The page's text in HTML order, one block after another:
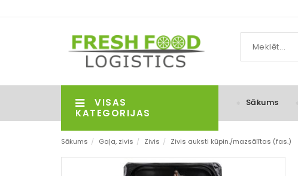
VISAS
KATEGORIJAS
Sākums
Sākums / Gaļa, zivis / Zivis / Zivis auksti kūpin./mazsālītas (fas.)